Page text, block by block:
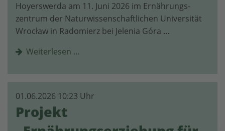
Hoyerswerda am 11. Juni 2026 im Ernährungs­
zentrum der Natur­wissen­schaftlichen Universität
Wrocław in Radomierz bei Jelenia Góra …
Weiterlesen …
01.06.2026 10:23 Uhr
Projekt